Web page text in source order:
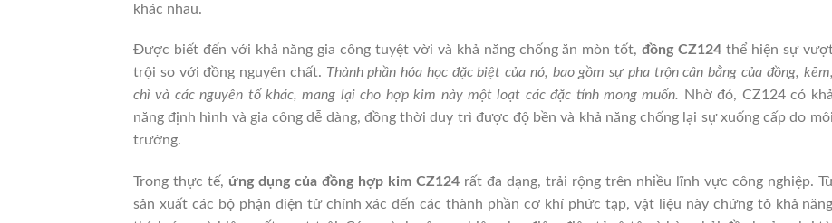
khác nhau.
Được biết đến với khả năng gia công tuyệt vời và khả năng chống ăn mòn tốt,đồng CZ124thể hiện sự
trội so với đồng nguyên chất. Thành phần hóa học đặc biệt của nó, bao gồm sự pha trộn cân bằng của đồng, kẽm,
chì và các nguyên tố khác, mang lại cho hợp kim này một loạt các đặc tính mong muốn. Nhờ đó, CZ124 có khả
năng định hình và gia công dễ dàng, đồng thời duy trì được độ bền và khả năng chống lại sự xuống cấp do môi
trường.
Trong thực tế, ứng dụng của đồng hợp kim CZ124rất đa dạng, trải rộng trên nhiều lĩnh vực công nghiệp.
sản xuất các bộ phận điện tử chính xác đến các thành phần cơ khí phức tạp, vật liệu này chứng tỏ khả năng